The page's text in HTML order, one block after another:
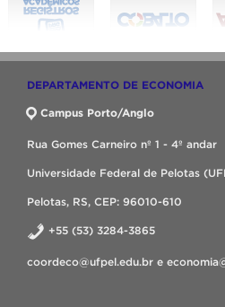
DEPARTAMENTO DE ECONOMIA
Campus Porto/Anglo
Rua Gomes Carneiro nº 1 - 4º andar
Universidade Federal de Pelotas
Pelotas, RS, CEP: 96010-610
+55 (53) 3284-3865
coordeco@ufpel.edu.br e